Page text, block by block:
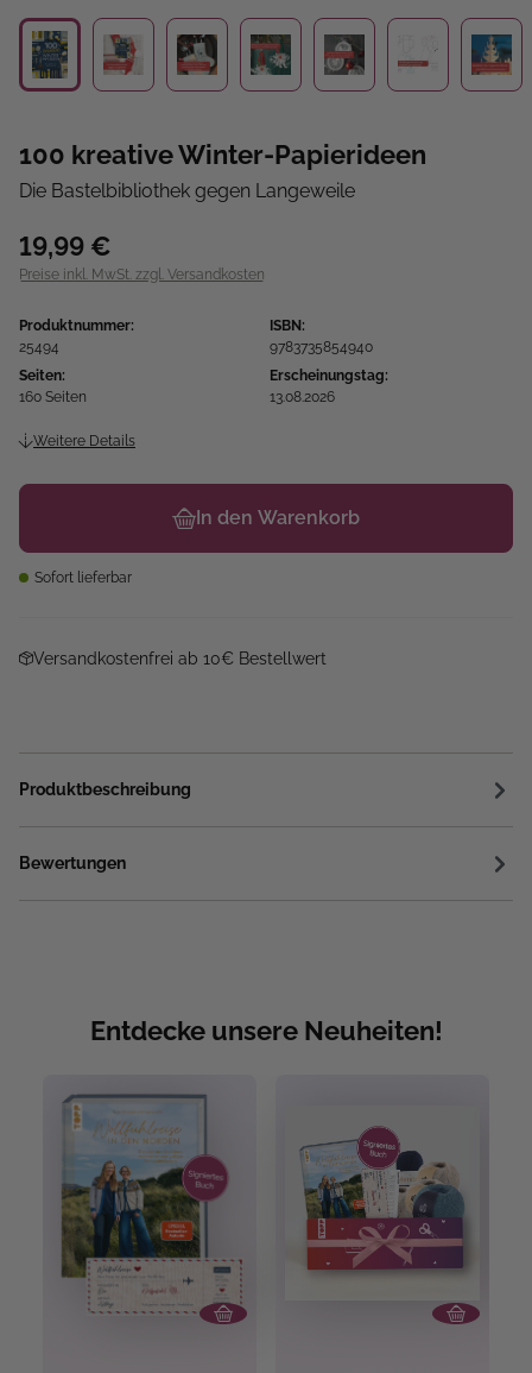
100 kreative Winter-Papierideen
Die Bastelbibliothek gegen Langeweile
19,99 €
Preise inkl. MwSt. zzgl. Versandkosten
Produktnummer:
25494
ISBN:
9783735854940
Seiten:
160 Seiten
Erscheinungstag:
13.08.2026
Weitere Details
In den Warenkorb
Sofort lieferbar
Versandkostenfrei ab 10€ Bestellwert
Produktbeschreibung
Bewertungen
Entdecke unsere Neuheiten!